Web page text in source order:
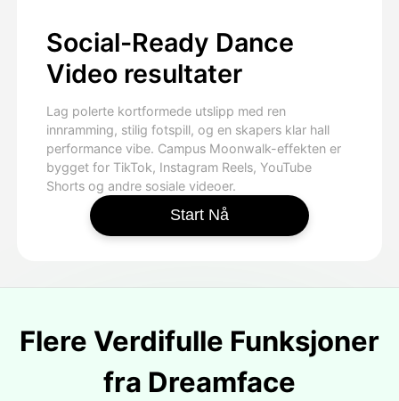
Social-Ready Dance
Video resultater
Lag polerte kortformede utslipp med ren
innramming, stilig fotspill, og en skapers klar hall
performance vibe. Campus Moonwalk-effekten er
bygget for TikTok, Instagram Reels, YouTube
Shorts og andre sosiale videoer.
Start Nå
Flere Verdifulle Funksjoner
fra Dreamface